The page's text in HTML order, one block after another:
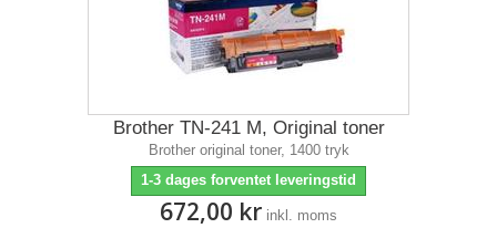
Brother TN-241 M, Original toner
Brother original toner, 1400 tryk
1-3 dages forventet leveringstid
672,00 kr inkl. moms